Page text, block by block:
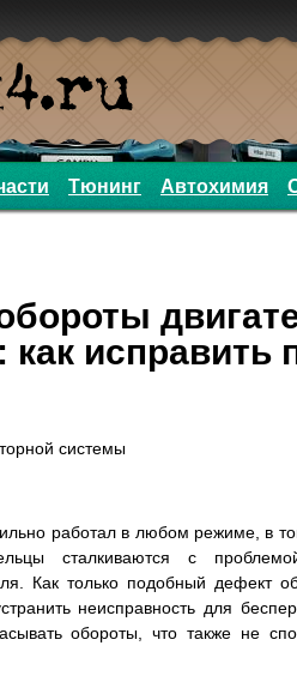
Тюнинг Автохимия
как исправить
системы
работал в любом режиме, в
сталкиваются с
Как только подобный дефект
неисправность для
обороты, что также не